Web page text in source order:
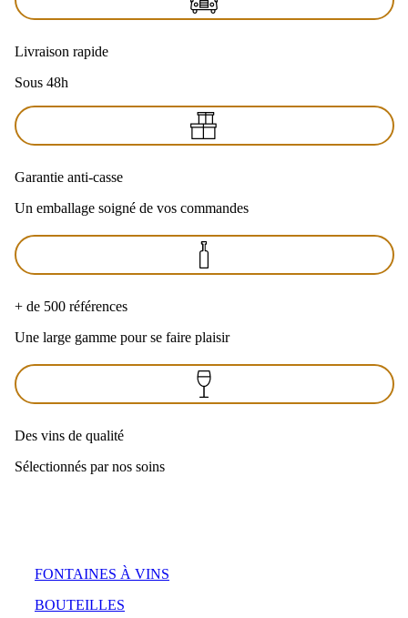
Livraison rapide
Sous 48h
Garantie anti-casse
Un emballage soigné de vos commandes
+ de 500 références
Une large gamme pour se faire plaisir
Des vins de qualité
Sélectionnés par nos soins
FONTAINES À VINS
BOUTEILLES